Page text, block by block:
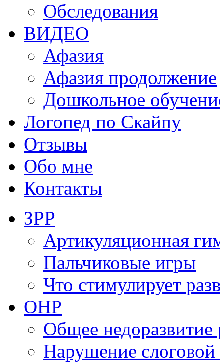
Обследования
ВИДЕО
Афазия
Афазия продолжение
Дошкольное
Логопед по Скайпу
Отзывы
Обо мне
Контакты
ЗРР
Артикуляционная
Пальчиковые игры
Что стимулирует
ОНР
Общее недоразвитие
Нарушение слоговой